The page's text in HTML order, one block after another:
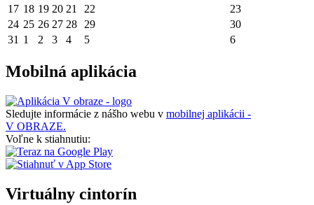
17 18 19 20 21 22
23
24 25 26 27 28 29
30
31 1 2 3 4 5 6
Mobilná aplikácia
Sledujte informácie z nášho webu v mobilnej aplikácii -
V OBRAZE.
Voľne k stiahnutiu:
Virtuálny cintorín